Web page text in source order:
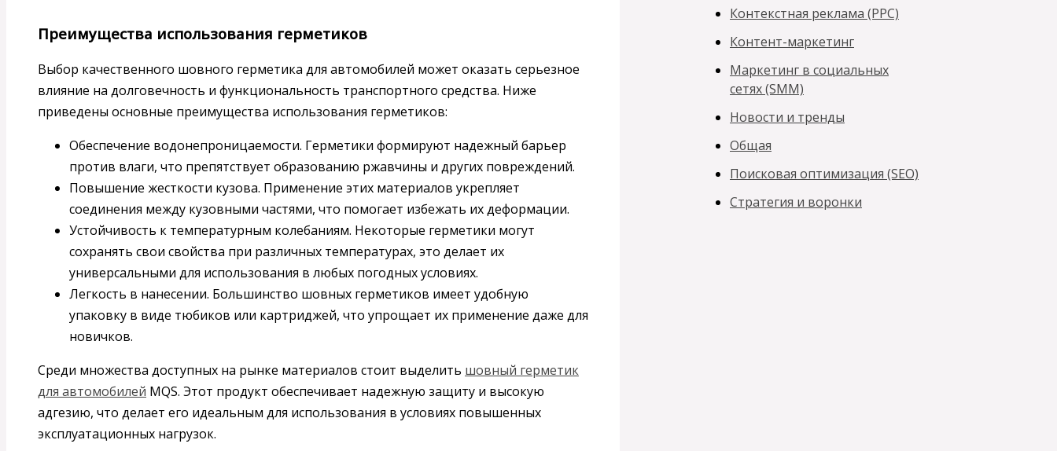
Преимущества использования герметиков
Выбор качественного шовного герметика для автомобилей может оказать серьезное
влияние на долговечность и функциональность транспортного средства. Ниже
приведены основные преимущества использования герметиков:
Обеспечение водонепроницаемости. Герметики формируют надежный барьер
против влаги, что препятствует образованию ржавчины и других повреждений.
Повышение жесткости кузова. Применение этих материалов укрепляет
соединения между кузовными частями, что помогает избежать их деформации.
Устойчивость к температурным колебаниям. Некоторые герметики могут
сохранять свои свойства при различных температурах, это делает их
универсальными для использования в любых погодных условиях.
Легкость в нанесении. Большинство шовных герметиков имеет удобную
упаковку в виде тюбиков или картриджей, что упрощает их применение даже для
новичков.
Среди множества доступных на рынке материалов стоит выделить шовный герметик
для автомобилей MQS. Этот продукт обеспечивает надежную защиту и высокую
адгезию, что делает его идеальным для использования в условиях повышенных
эксплуатационных нагрузок.
Контекстная реклама (PPC)
Контент-маркетинг
Маркетинг в социальных
сетях (SMM)
Новости и тренды
Общая
Поисковая оптимизация (SEO)
Стратегия и воронки